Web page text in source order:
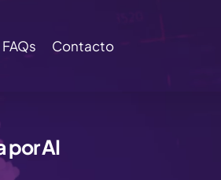
FAQs Contacto
por AI